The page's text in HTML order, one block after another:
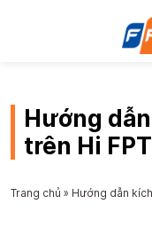
Hướng
trên Hi FPT
Trang chủ » Hướng dẫn